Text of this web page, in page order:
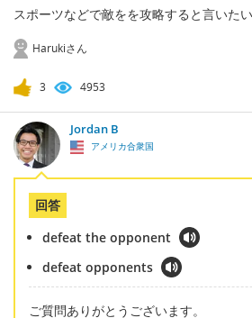
スポーツなどで敵をを攻略すると言いたい
Harukiさん
3 4953
Jordan B
アメリカ合衆国
回答
defeat the opponent
defeat opponents
ご質問ありがとうございます。